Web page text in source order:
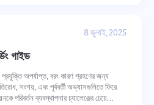
8 জুলাই, 2025
গাইড
অপর্যাপ্ত, বরং কারণ গ্রহণের জন্য
সংশয়, এবং পূর্ববর্তী অভ্যাসগুলিতে ফিরে
পরিবর্তন ব্যবস্থাপনার চ্যালেঞ্জের চেয়ে